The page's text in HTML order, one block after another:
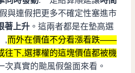
與連假把更多不確定性塞進市
著上升 。這兩者都是在墊高選
,而外在價值不分看漲看跌——
往下,選擇權的這塊價值都被機
次真實的颱風假盤面來看。